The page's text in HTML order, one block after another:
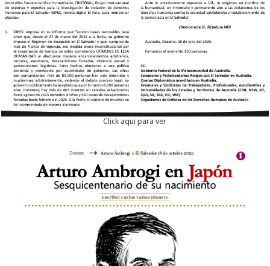
Click aqui para ver